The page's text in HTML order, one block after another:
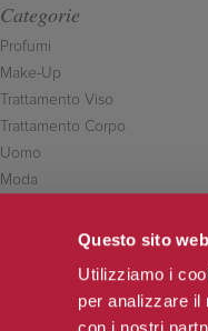
Questo sito
Utilizziamo i
per analizzare il
Categorie
Profumi
Make-Up
Trattamento Viso
Trattamento Corpo
Uomo
Moda